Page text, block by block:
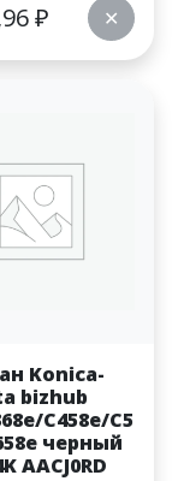
₽ ✕
Konica-
bizhub
C458e/C5
черный
AACJ0RD